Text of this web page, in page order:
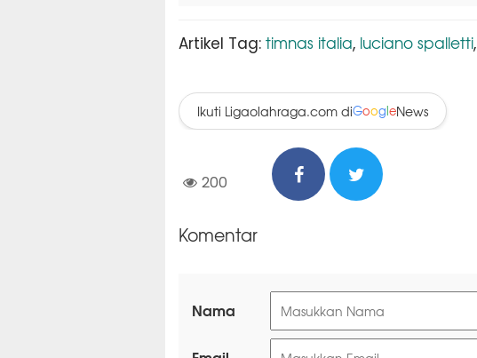
Artikel Tag: timnas italia, luciano spalletti,
Ikuti Ligaolahraga.com diGoogleNews
200
Komentar
Nama